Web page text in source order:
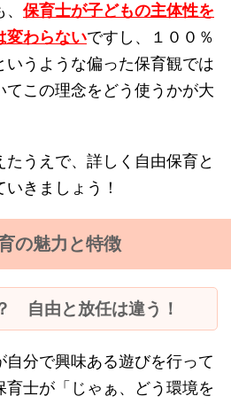
保育士が子どもの主体性を
変わらないですし、１００％
いうような偏った保育観では
てこの理念をどう使うかが大
うえで、詳しく自由保育と
きましょう！
の魅力と特徴
自由と放任は違う！
自分で興味ある遊びを行って
育士が「じゃぁ、どう環境を